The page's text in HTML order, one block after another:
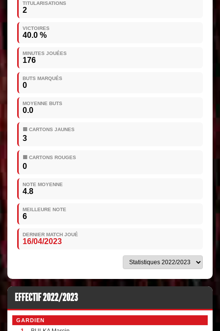
TITULARISATIONS
2
VICTOIRES
40.0 %
MINUTES JOUÉES
176
BUTS MARQUÉS
0
MOYENNE BUTS
0.0
🟨 CARTONS JAUNES
3
🟥 CARTONS ROUGES
0
NOTE MOYENNE
4.8
MEILLEURE NOTE
6
DERNIER MATCH JOUÉ
16/04/2023
EFFECTIF 2022/2023
GARDIEN